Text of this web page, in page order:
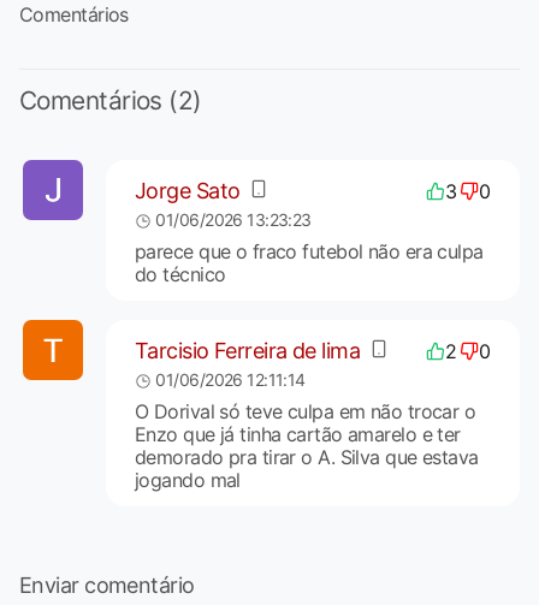
Comentários
Comentários (2)
Jorge Sato 3 0
01/06/2026 13:23:23
parece que o fraco futebol não era culpa
do técnico
Tarcisio Ferreira de lima 2 0
01/06/2026 12:11:14
O Dorival só teve culpa em não trocar o
Enzo que já tinha cartão amarelo e ter
demorado pra tirar o A. Silva que estava
jogando mal
Enviar comentário